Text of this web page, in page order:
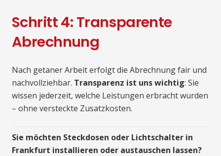
Schritt 4: Transparente
Abrechnung
Nach getaner Arbeit erfolgt die Abrechnung fair und
nachvollziehbar. Transparenz ist uns wichtig: Sie
wissen jederzeit, welche Leistungen erbracht wurden
– ohne versteckte Zusatzkosten.
Sie möchten Steckdosen oder Lichtschalter in
Frankfurt installieren oder austauschen lassen?